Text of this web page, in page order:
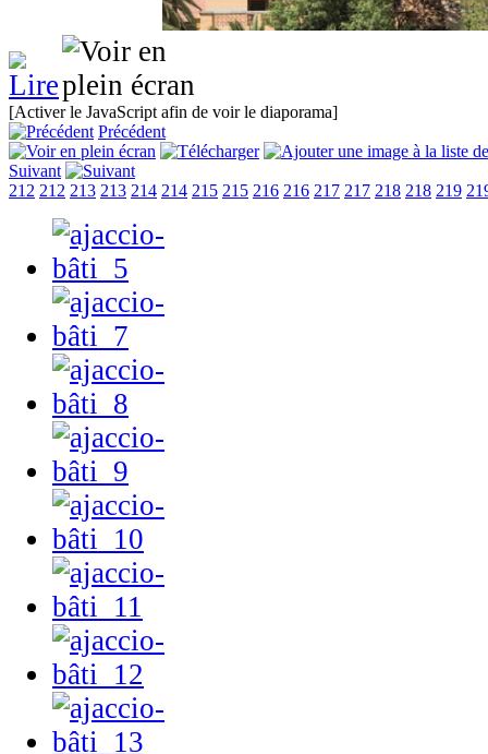
[Activer le JavaScript afin de voir le diaporama]
Précédent
Suivant
212 212 213 213 214 214 215 215 216 216 217 217 218 218 219